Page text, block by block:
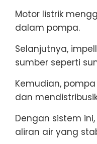
Motor listrik
dalam pompa.
Selanjutnya,
sumber seperti
Kemudian,
dan
Dengan sistem
aliran air yang